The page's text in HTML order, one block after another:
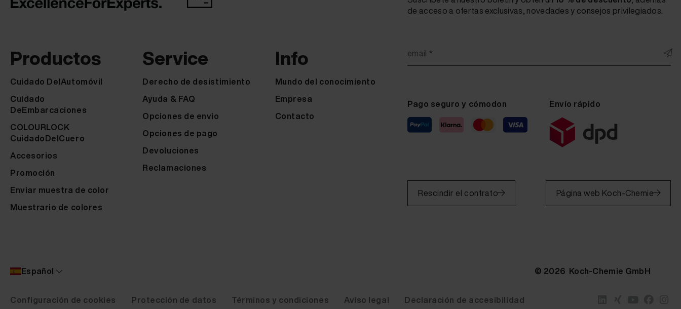
Productos
Cuidado DelAutomóvil
Cuidado
DeEmbarcaciones
COLOURLOCK
CuidadoDelCuero
Accesorios
Promoción
Enviar muestra de color
Muestrario de colores
Service
Derecho de desistimiento
Ayuda & FAQ
Opciones de envio
Opciones de pago
Devoluciones
Reclamaciones
Info
Mundo del conocimiento
Empresa
Contacto
de acceso a ofertas exclusivas, novedades y consejos privilegiados.
email *
Pago seguro y cómodon Envío rápido
Rescindir el contrato Página web Koch-Chemie
Español © 2026 Koch-Chemie GmbH
Configuración de cookies Protección de datos Términos y condiciones Aviso legal Declaración de accesibilidad